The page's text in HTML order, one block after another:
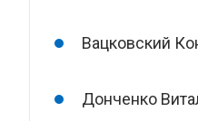
Вацковский
Донченко